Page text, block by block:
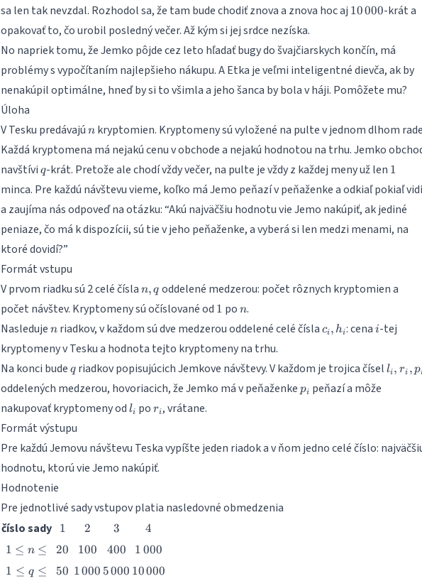
sa len tak nevzdal. Rozhodol sa, že tam bude chodiť znova a znova hoc aj 10\,000
10000-krát a
opakovať to, čo urobil posledný večer. Až kým si jej srdce nezíska.
No napriek tomu, že Jemko pôjde cez leto hľadaťbugydošvajčiarskych končín, má
problémy s vypočítaním najlepšieho nákupu. A Etka je veľmi inteligentné dievča, ak by
nenakúpil optimálne, hneď by si to všimla a jeho šanca by bola v háji. Pomôžete mu?
Úloha
V Tesku predávajú n
nkryptomien. Kryptomeny sú vyložené na pulte v jednom dlhom
Každá kryptomena má nejakú cenu v obchode a nejakú hodnotou na trhu. Jemko
navštívi q
q-krát. Pretože ale chodí vždy večer, na pulte je vždy z každej meny už len 1
1
minca. Pre každú návštevu vieme, koľko má Jemo peňazí v peňaženke a odkiaľ pokiaľ
a zaujíma nás odpoveď na otázku: “Akú najväčšiu hodnotu vie Jemo nakúpiť, ak jediné
peniaze, čo má k dispozícii, sú tie v jeho peňaženke, a vyberá si len medzi menami, na
ktoré dovidí?”
Formát vstupu
V prvom riadku sú 2 celé čísla n,
q
n, q oddelené medzerou: počet rôznych kryptomien a
počet návštev. Kryptomeny sú očíslované od 1
1 po n
n.
Nasleduje n
nriadkov, v každom sú dve medzerou oddelené celé čísla c_i,
ci , hi: cenai
i-tej
kryptomeny v Tesku a hodnota tejto kryptomeny na trhu.
Na konci bude q
q riadkov popisujúcich Jemkove návštevy. V každom je trojica čísell_i,
li, ri , p
oddelených medzerou, hovoriacich, že Jemko má v peňaženke p_i
pi peňazí a môže
nakupovať kryptomeny od l_i
li po r_i
ri, vrátane.
Formát výstupu
Pre každú Jemovu návštevu Teska vypíšte jeden riadok a v ňom jedno celé číslo:
hodnotu, ktorú vie Jemo nakúpiť.
Hodnotenie
Pre jednotlivé sady vstupov platia nasledovné obmedzenia
číslo sady
1
1 2
2 3
3 4
4
1
n
1 ≤ n ≤ 20
20 100
100 400
400 1\,000
1 000
1
1 ≤ q ≤ 50
50 1\,000
1000 5\,000
5000 10\,000
10000